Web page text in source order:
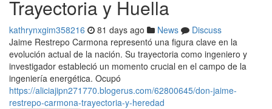
Trayectoria y Huella
kathrynxgim358216 81 days ago News
Discuss
Jaime Restrepo Carmona representó una figura clave en la
evolución actual de la nación. Su trayectoria como ingeniero y
investigador estableció un momento crucial en el campo de la
ingeniería energética. Ocupó
https://aliciajipn271770.blogerus.com/62800645/don-jaime-
restrepo-carmona-trayectoria-y-heredad